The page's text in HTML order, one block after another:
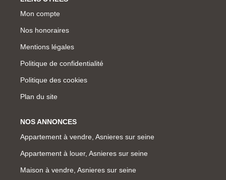
Mon compte
Nos honoraires
Mentions légales
Politique de confidentialité
Politique des cookies
Plan du site
NOS ANNONCES
Appartement à vendre, Asnieres sur seine
Appartement à louer, Asnieres sur seine
Maison à vendre, Asnieres sur seine